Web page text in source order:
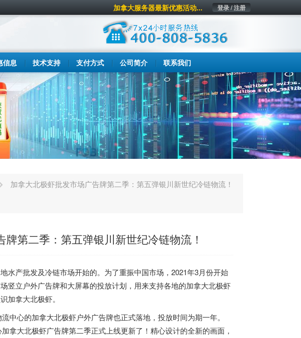
登录 / 注册
加拿大服务器最新优惠活动...
信息 技术支持 支付方式 公司简介 联系我们
加拿大北极虾批发市场广告牌第二季：第五弹银川新世纪冷链物流！
第二季：第五弹银川新世纪冷链物流！
水产批发及冷链市场开始的。为了重振中国市场，2021年3月份开始
竖立户外广告牌和大屏幕的投放计划，用来支持各地的加拿大北极虾
加拿大北极虾。
中心的加拿大北极虾户外广告牌也正式落地，投放时间为期一年。
加拿大北极虾广告牌第二季正式上线更新了！精心设计的全新的画面，